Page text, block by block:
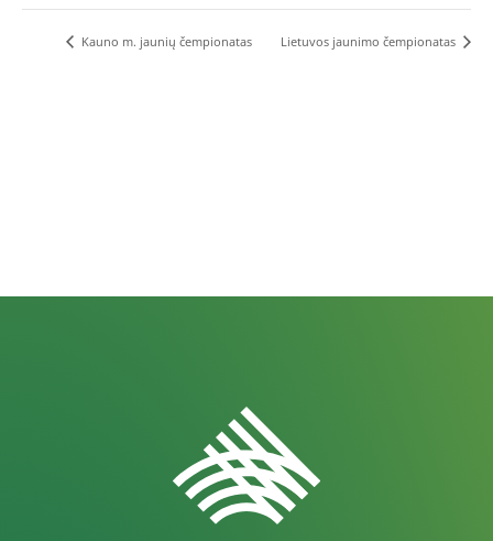
Kauno m. jaunių čempionatas Lietuvos jaunimo čempionatas